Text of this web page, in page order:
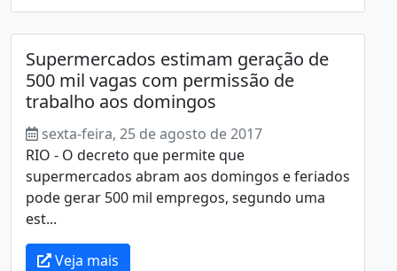
Supermercados estimam geração de
500 mil vagas com permissão de
trabalho aos domingos
sexta-feira, 25 de agosto de 2017
RIO - O decreto que permite que
supermercados abram aos domingos e feriados
pode gerar 500 mil empregos, segundo uma
est...
Veja mais